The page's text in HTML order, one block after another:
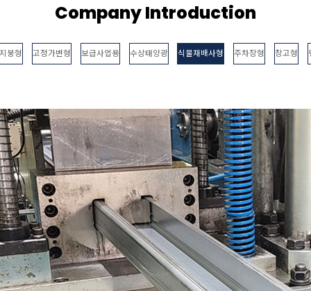
Company Introduction
붕형 고정가변형 보급사업용 수상태양광 식물재배사형 주차장형 창고형